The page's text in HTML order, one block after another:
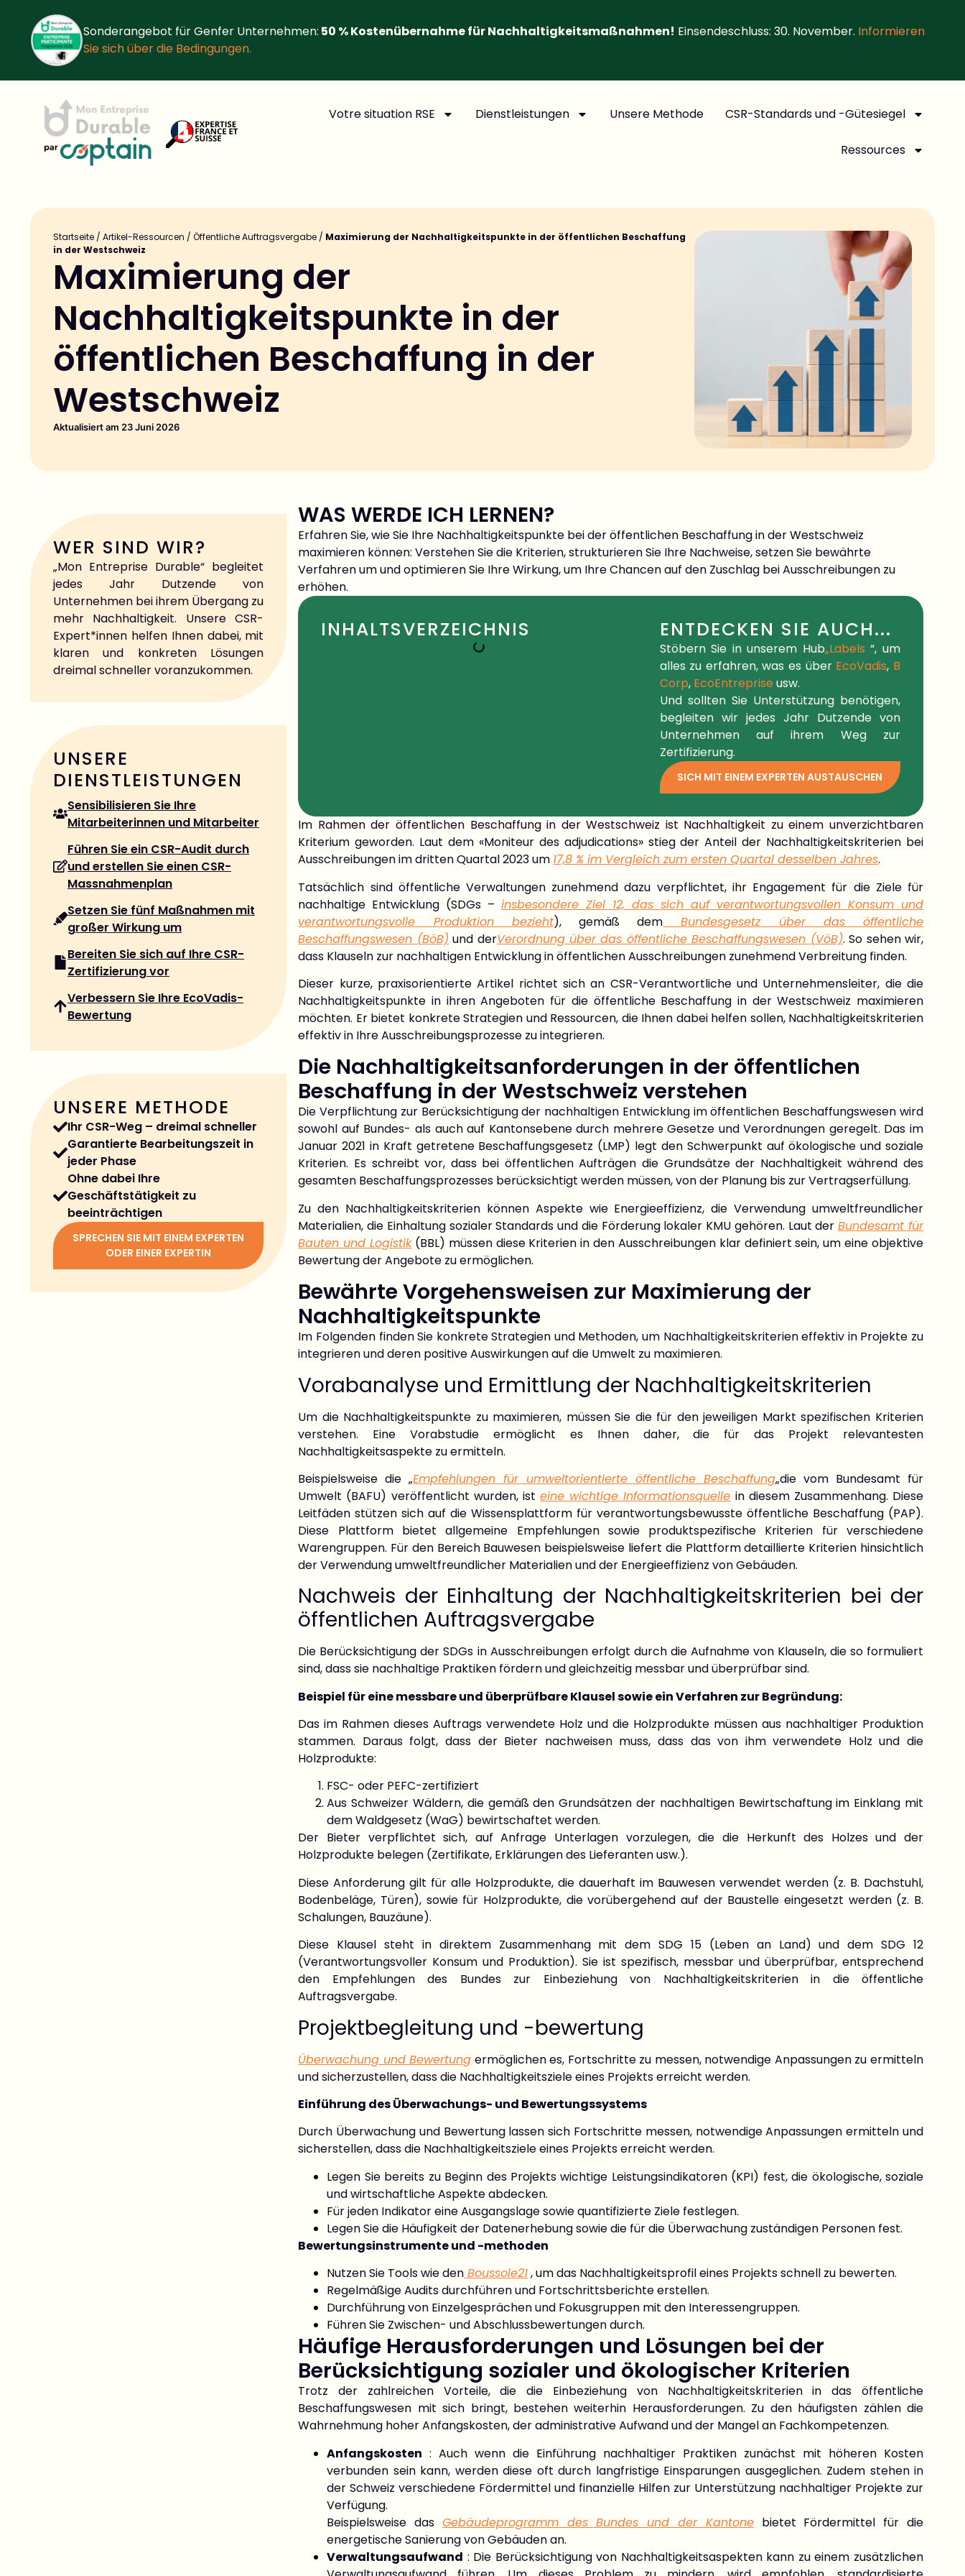
Sonderangebot für Genfer Unternehmen: 50 % Kostenübernahme für Nachhaltigkeitsmaßnahmen! Einsendeschluss: 30. November. Informieren
Sie sich über die Bedingungen.
Votre situation RSE Dienstleistungen Unsere Methode CSR-Standards und -Gütesiegel
Ressources
Startseite / Artikel-Ressourcen / Öffentliche Auftragsvergabe / Maximierung der Nachhaltigkeitspunkte in der öffentlichen Beschaffung
in der Westschweiz
Maximierung der
Nachhaltigkeitspunkte in der
öffentlichen Beschaffung in der
Westschweiz
Aktualisiert am 23 Juni 2026
WAS WERDE ICH LERNEN?
Erfahren Sie, wie Sie Ihre Nachhaltigkeitspunkte bei der öffentlichen Beschaffung in der Westschweiz
maximieren können: Verstehen Sie die Kriterien, strukturieren Sie Ihre Nachweise, setzen Sie bewährte
Verfahren um und optimieren Sie Ihre Wirkung, um Ihre Chancen auf den Zuschlag bei Ausschreibungen zu
erhöhen.
INHALTSVERZEICHNIS ENTDECKEN SIE AUCH...
Stöbern Sie in unserem Hub„Labels “, um
alles zu erfahren, was es über EcoVadis, B
Corp, EcoEntrepriseusw.
Und sollten Sie Unterstützung benötigen,
begleiten wir jedes Jahr Dutzende von
Unternehmen auf ihrem Weg zur
Zertifizierung.
SICH MIT EINEM EXPERTEN AUSTAUSCHEN
Im Rahmen der öffentlichen Beschaffung in der Westschweiz ist Nachhaltigkeit zu einem unverzichtbaren
Kriterium geworden. Laut dem «Moniteur des adjudications» stieg der Anteil der Nachhaltigkeitskriterien bei
Ausschreibungen im dritten Quartal 2023 um 17,8 % im Vergleich zum ersten Quartal desselben Jahres.
Tatsächlich sind öffentliche Verwaltungen zunehmend dazu verpflichtet, ihr Engagement für die Ziele für
nachhaltige Entwicklung (SDGs –insbesondere Ziel 12, das sich auf verantwortungsvollen Konsum und
verantwortungsvolle Produktion bezieht), gemäß dem Bundesgesetz über das öffentliche
Beschaffungswesen (BöB) und derVerordnung über das öffentliche Beschaffungswesen (VöB). So sehen wir,
dass Klauseln zur nachhaltigen Entwicklung in öffentlichen Ausschreibungen zunehmend Verbreitung finden.
Dieser kurze, praxisorientierte Artikel richtet sich an CSR-Verantwortliche und Unternehmensleiter, die die
Nachhaltigkeitspunkte in ihren Angeboten für die öffentliche Beschaffung in der Westschweiz maximieren
möchten. Er bietet konkrete Strategien und Ressourcen, die Ihnen dabei helfen sollen, Nachhaltigkeitskriterien
effektiv in Ihre Ausschreibungsprozesse zu integrieren.
Die Nachhaltigkeitsanforderungen in der öffentlichen
Beschaffung in der Westschweiz verstehen
Die Verpflichtung zur Berücksichtigung der nachhaltigen Entwicklung im öffentlichen Beschaffungswesen wird
sowohl auf Bundes- als auch auf Kantonsebene durch mehrere Gesetze und Verordnungen geregelt. Das im
Januar 2021 in Kraft getretene Beschaffungsgesetz (LMP) legt den Schwerpunkt auf ökologische und soziale
Kriterien. Es schreibt vor, dass bei öffentlichen Aufträgen die Grundsätze der Nachhaltigkeit während des
gesamten Beschaffungsprozesses berücksichtigt werden müssen, von der Planung bis zur Vertragserfüllung.
Zu den Nachhaltigkeitskriterien können Aspekte wie Energieeffizienz, die Verwendung umweltfreundlicher
Materialien, die Einhaltung sozialer Standards und die Förderung lokaler KMU gehören. Laut derBundesamt für
Bauten und Logistik(BBL) müssen diese Kriterien in den Ausschreibungen klar definiert sein, um eine objektive
Bewertung der Angebote zu ermöglichen.
Bewährte Vorgehensweisen zur Maximierung der
Nachhaltigkeitspunkte
Im Folgenden finden Sie konkrete Strategien und Methoden, um Nachhaltigkeitskriterien effektiv in Projekte zu
integrieren und deren positive Auswirkungen auf die Umwelt zu maximieren.
Vorabanalyse und Ermittlung der Nachhaltigkeitskriterien
Um die Nachhaltigkeitspunkte zu maximieren, müssen Sie die für den jeweiligen Markt spezifischen Kriterien
verstehen. Eine Vorabstudie ermöglicht es Ihnen daher, die für das Projekt relevantesten
Nachhaltigkeitsaspekte zu ermitteln.
Beispielsweise die „Empfehlungen für umweltorientierte öffentliche Beschaffung„die vom Bundesamt für
Umwelt (BAFU) veröffentlicht wurden, isteine wichtige Informationsquelle in diesem Zusammenhang. Diese
Leitfäden stützen sich auf die Wissensplattform für verantwortungsbewusste öffentliche Beschaffung (PAP).
Diese Plattform bietet allgemeine Empfehlungen sowie produktspezifische Kriterien für verschiedene
Warengruppen. Für den Bereich Bauwesen beispielsweise liefert die Plattform detaillierte Kriterien hinsichtlich
der Verwendung umweltfreundlicher Materialien und der Energieeffizienz von Gebäuden.
Nachweis der Einhaltung der Nachhaltigkeitskriterien bei der
öffentlichen Auftragsvergabe
Die Berücksichtigung der SDGs in Ausschreibungen erfolgt durch die Aufnahme von Klauseln, die so formuliert
sind, dass sie nachhaltige Praktiken fördern und gleichzeitig messbar und überprüfbar sind.
Beispiel für eine messbare und überprüfbare Klausel sowie ein Verfahren zur Begründung:
Das im Rahmen dieses Auftrags verwendete Holz und die Holzprodukte müssen aus nachhaltiger Produktion
stammen. Daraus folgt, dass der Bieter nachweisen muss, dass das von ihm verwendete Holz und die
Holzprodukte:
FSC- oder PEFC-zertifiziert
Aus Schweizer Wäldern, die gemäß den Grundsätzen der nachhaltigen Bewirtschaftung im Einklang mit
dem Waldgesetz (WaG) bewirtschaftet werden.
Der Bieter verpflichtet sich, auf Anfrage Unterlagen vorzulegen, die die Herkunft des Holzes und der
Holzprodukte belegen (Zertifikate, Erklärungen des Lieferanten usw.).
Diese Anforderung gilt für alle Holzprodukte, die dauerhaft im Bauwesen verwendet werden (z. B. Dachstuhl,
Bodenbeläge, Türen), sowie für Holzprodukte, die vorübergehend auf der Baustelle eingesetzt werden (z. B.
Schalungen, Bauzäune).
Diese Klausel steht in direktem Zusammenhang mit dem SDG 15 (Leben an Land) und dem SDG 12
(Verantwortungsvoller Konsum und Produktion). Sie ist spezifisch, messbar und überprüfbar, entsprechend
den Empfehlungen des Bundes zur Einbeziehung von Nachhaltigkeitskriterien in die öffentliche
Auftragsvergabe.
Projektbegleitung und -bewertung
Überwachung und Bewertung ermöglichen es, Fortschritte zu messen, notwendige Anpassungen zu ermitteln
und sicherzustellen, dass die Nachhaltigkeitsziele eines Projekts erreicht werden.
Einführung des Überwachungs- und Bewertungssystems
Durch Überwachung und Bewertung lassen sich Fortschritte messen, notwendige Anpassungen ermitteln und
sicherstellen, dass die Nachhaltigkeitsziele eines Projekts erreicht werden.
Legen Sie bereits zu Beginn des Projekts wichtige Leistungsindikatoren (KPI) fest, die ökologische, soziale
und wirtschaftliche Aspekte abdecken.
Für jeden Indikator eine Ausgangslage sowie quantifizierte Ziele festlegen.
Legen Sie die Häufigkeit der Datenerhebung sowie die für die Überwachung zuständigen Personen fest.
Bewertungsinstrumente und -methoden
Nutzen Sie Tools wie den Boussole21, um das Nachhaltigkeitsprofil eines Projekts schnell zu bewerten.
Regelmäßige Audits durchführen und Fortschrittsberichte erstellen.
Durchführung von Einzelgesprächen und Fokusgruppen mit den Interessengruppen.
Führen Sie Zwischen- und Abschlussbewertungen durch.
Häufige Herausforderungen und Lösungen bei der
Berücksichtigung sozialer und ökologischer Kriterien
Trotz der zahlreichen Vorteile, die die Einbeziehung von Nachhaltigkeitskriterien in das öffentliche
Beschaffungswesen mit sich bringt, bestehen weiterhin Herausforderungen. Zu den häufigsten zählen die
Wahrnehmung hoher Anfangskosten, der administrative Aufwand und der Mangel an Fachkompetenzen.
Anfangskosten : Auch wenn die Einführung nachhaltiger Praktiken zunächst mit höheren Kosten
verbunden sein kann, werden diese oft durch langfristige Einsparungen ausgeglichen. Zudem stehen in
der Schweiz verschiedene Fördermittel und finanzielle Hilfen zur Unterstützung nachhaltiger Projekte zur
Verfügung.
Beispielsweise das Gebäudeprogramm des Bundes und der Kantonebietet Fördermittel für die
energetische Sanierung von Gebäuden an.
Verwaltungsaufwand : Die Berücksichtigung von Nachhaltigkeitsaspekten kann zu einem zusätzlichen
WER SIND WIR?
„Mon Entreprise Durable“ begleitet
jedes Jahr Dutzende von
Unternehmen bei ihrem Übergang zu
mehr Nachhaltigkeit. Unsere CSR-
Expert*innen helfen Ihnen dabei, mit
klaren und konkreten Lösungen
dreimal schneller voranzukommen.
UNSERE
DIENSTLEISTUNGEN
Sensibilisieren Sie Ihre
Mitarbeiterinnen und Mitarbeiter
Führen Sie ein CSR-Audit durch
und erstellen Sie einen CSR-
Massnahmenplan
Setzen Sie fünf Maßnahmen mit
großer Wirkung um
Bereiten Sie sich auf Ihre CSR-
Zertifizierung vor
Verbessern Sie Ihre EcoVadis-
Bewertung
UNSERE METHODE
Ihr CSR-Weg – dreimal schneller
Garantierte Bearbeitungszeit in
jeder Phase
Ohne dabei Ihre
Geschäftstätigkeit zu
beeinträchtigen
SPRECHEN SIE MIT EINEM EXPERTEN
ODER EINER EXPERTIN